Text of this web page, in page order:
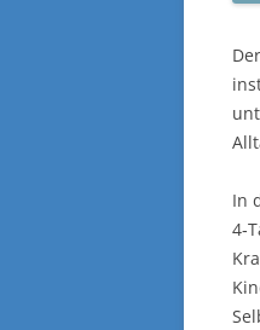
In